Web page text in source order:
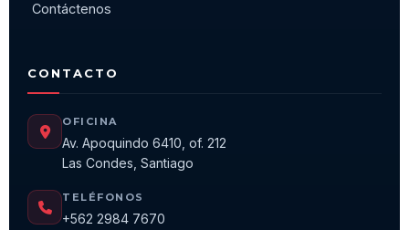
Contáctenos
CONTACTO
OFICINA
Av. Apoquindo 6410, of. 212
Las Condes, Santiago
TELÉFONOS
+562 2984 7670